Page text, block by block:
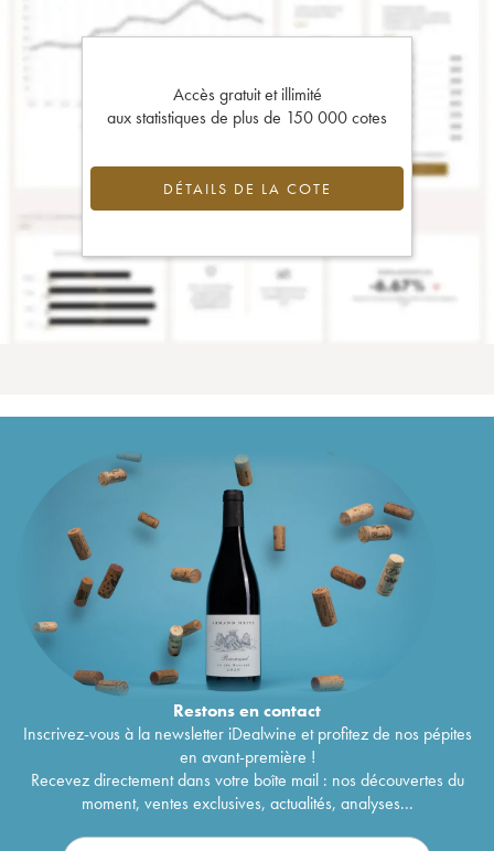
Accès gratuit et illimité
aux statistiques de plus de 150 000 cotes
DÉTAILS DE LA COTE
Restons encontact
Inscrivez-vous à la newsletter iDealwine et profitez de nos pépites
en avant-première !
Recevez directement dans votre boîte mail : nos découvertes du
moment, ventes exclusives, actualités, analyses...